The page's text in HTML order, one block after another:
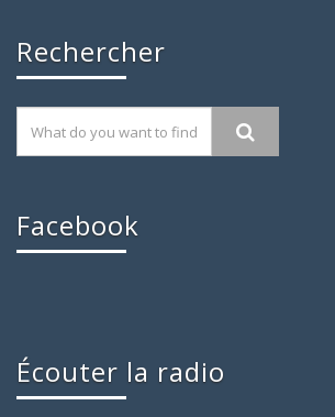
Rechercher
Facebook
Écouter la radio